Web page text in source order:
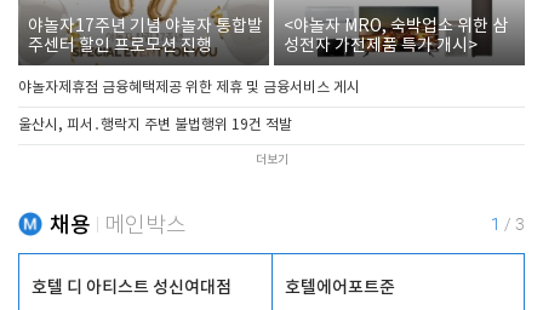
야놀자17주년 기념 야놀자 통합발
주센터 할인 프로모션 진행
<야놀자 MRO, 숙박업소 위한 삼
성전자 가전제품 특가 개시>
야놀자제휴점 금융혜택제공 위한 제휴 및 금융서비스 게시
울산시, 피서․행락지 주변 불법행위 19건 적발
더보기
채용 메인박스 1 / 3
호텔 디 아티스트 성신여대점 호텔에어포트준